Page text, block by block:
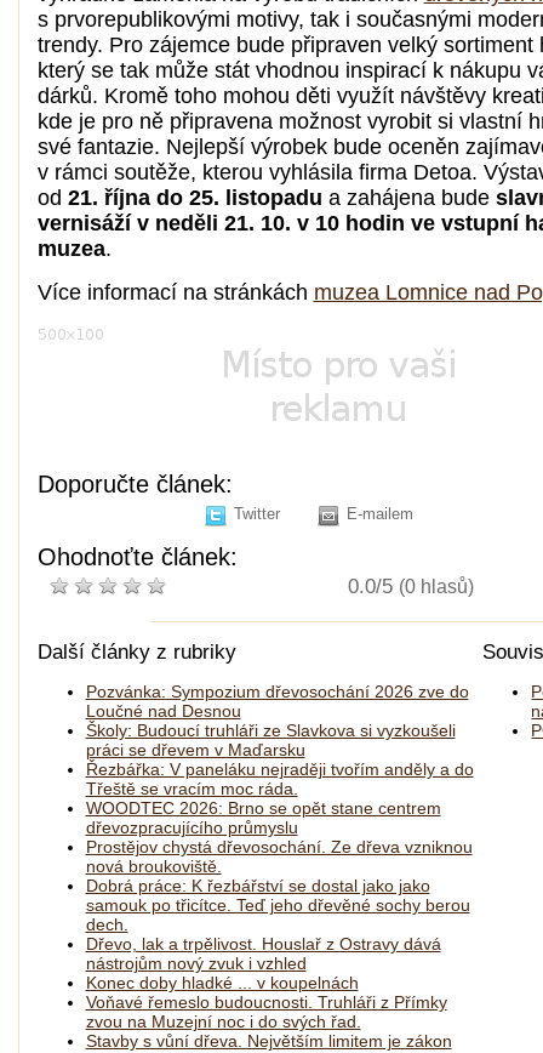
s prvorepublikovými motivy, tak i současnými
trendy. Pro zájemce bude připraven velký sortiment
který se tak může stát vhodnou inspirací k nákupu
dárků. Kromě toho mohou děti využít návštěvy
kde je pro ně připravena možnost vyrobit si vlastní
své fantazie. Nejlepší výrobek bude oceněn
v rámci soutěže, kterou vyhlásila firma Detoa.
od 21. října do 25. listopadu a zahájena bude
vernisáží v neděli 21. 10. v 10 hodin ve vstupní
muzea.
Více informací na stránkách muzea Lomnice nad
Doporučte článek:
Twitter E-mailem
Ohodnoťte článek:
0.0/5 (0 hlasů)
Další články z rubriky
Pozvánka: Sympozium dřevosochání 2026 zve do
Loučné nad Desnou
Školy: Budoucí truhláři ze Slavkova si vyzkoušeli
práci se dřevem v Maďarsku
Řezbářka: V paneláku nejraději tvořím anděly a do
Třeště se vracím moc ráda.
WOODTEC 2026: Brno se opět stane centrem
dřevozpracujícího průmyslu
Prostějov chystá dřevosochání. Ze dřeva vzniknou
nová broukoviště.
Dobrá práce: K řezbářství se dostal jako jako
samouk po třicítce. Teď jeho dřevěné sochy berou
dech.
Dřevo, lak a trpělivost. Houslař z Ostravy dává
nástrojům nový zvuk i vzhled
Konec doby hladké ... v koupelnách
Voňavé řemeslo budoucnosti. Truhláři z Přímky
zvou na Muzejní noc i do svých řad.
Stavby s vůní dřeva. Největším limitem je zákon